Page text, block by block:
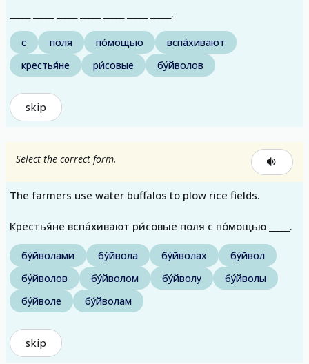
_____ _____ _____ _____ _____ _____ _____.
с поля по́мощью
вспа́хивают
крестья́не
ри́совые бу́йволов
skip
Select the correct form.
The farmers use water buffalos to plow rice fields.
Крестья́не вспа́хивают ри́совые поля с по́мощью _____.
бу́йволами бу́йвола бу́йволах
бу́йвол
бу́йволов
бу́йволом бу́йволу
бу́йволы
бу́йволе
бу́йволам
skip